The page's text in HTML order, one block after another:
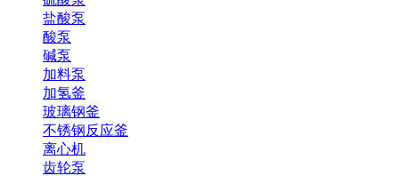
盐酸泵
酸泵
碱泵
加料泵
加氢釜
玻璃钢釜
不锈钢反应釜
离心机
齿轮泵